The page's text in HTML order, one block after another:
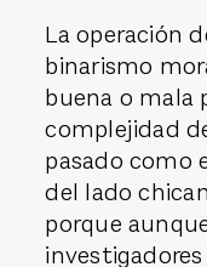
La operación
binarismo
buena o mala
complejidad
pasado como
del lado
porque